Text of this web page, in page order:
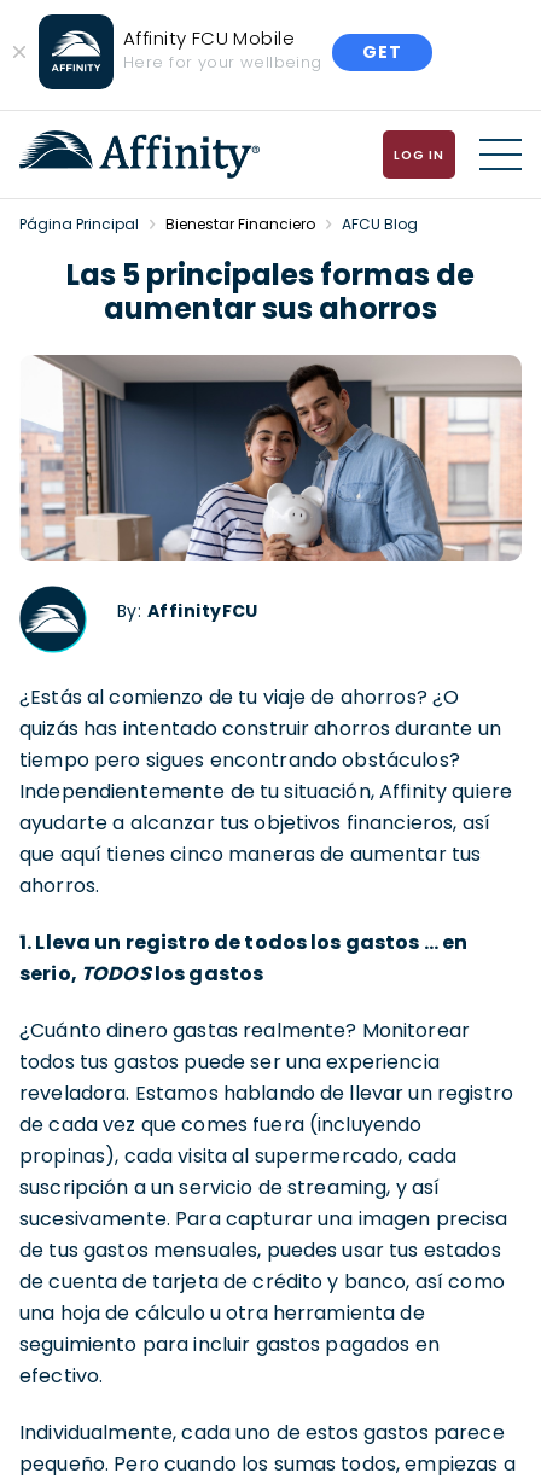
Close
Banner
Affinity FCU Mobile
Here for your wellbeing GET
MENU
LOG IN
Página Principal Bienestar Financiero AFCU Blog
Las 5 principales formas de
aumentar sus ahorros
By: AffinityFCU
¿Estás al comienzo de tu viaje de ahorros? ¿O
quizás has intentado construir ahorros durante un
tiempo pero sigues encontrando obstáculos?
Independientemente de tu situación, Affinity quiere
ayudarte a alcanzar tus objetivos financieros, así
que aquí tienes cinco maneras de aumentar tus
ahorros.
1. Lleva un registro de todos los gastos … en
serio, TODOSlos gastos
¿Cuánto dinero gastas realmente? Monitorear
todos tus gastos puede ser una experiencia
reveladora. Estamos hablando de llevar un registro
de cada vez que comes fuera (incluyendo
propinas), cada visita al supermercado, cada
suscripción a un servicio de streaming, y así
sucesivamente. Para capturar una imagen precisa
de tus gastos mensuales, puedes usar tus estados
de cuenta de tarjeta de crédito y banco, así como
una hoja de cálculo u otra herramienta de
seguimiento para incluir gastos pagados en
efectivo.
Individualmente, cada uno de estos gastos parece
pequeño. Pero cuando los sumas todos, empiezas a